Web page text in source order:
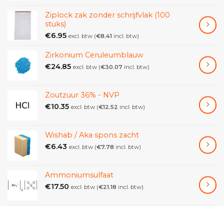
Afmetingen behuizing (B×D×H)
225×160×50 mm
Materiaal weegoppervlak
Nettogewicht ca.
0,50 kg
Bauart der Waage
Weegschaal met één bereik
Dankzij de compacte en robuuste uitvoering en het
ideaal voor gebruik in laboratoria, voor
kwaliteitscontroles, de productie en op scholen en
scheikunde- of natuurkunde les.
Groot, stootvast weegplateau van edelstaal,
Bijzonder vlakke constructie.
Ergonomisch geoptimaliseerd bedieningsveld met
Ziplock zak zonder schrijfvlak (100
stuks)
€6.95 excl. btw (€8.41 incl. btw)
Zirkonium Ceruleumblauw
€24.85 excl. btw (€30.07 incl. btw)
Zoutzuur 36% - NVP
€10.35 excl. btw (€12.52 incl. btw)
Wishab / Aka spons zacht
€6.43 excl. btw (€7.78 incl. btw)
Ammoniumsulfaat
€17.50 excl. btw (€21.18 incl. btw)